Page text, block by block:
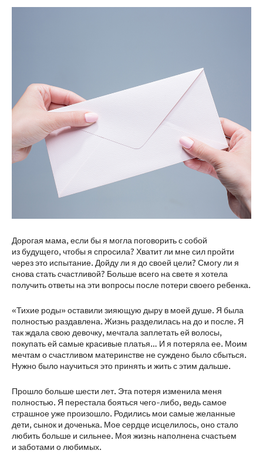
Дорогая мама, если бы я могла поговорить с собой
из будущего, чтобы я спросила? Хватит ли мне сил пройти
через это испытание. Дойду ли я до своей цели? Смогу ли я
снова стать счастливой? Больше всего на свете я хотела
получить ответы на эти вопросы после потери своего ребенка.
«Тихие роды» оставили зияющую дыру в моей душе. Я была
полностью раздавлена. Жизнь разделилась на до и после. Я
так ждала свою девочку, мечтала заплетать ей волосы,
покупать ей самые красивые платья… И я потеряла ее. Моим
мечтам о счастливом материнстве не суждено было сбыться.
Нужно было научиться это принять и жить с этим дальше.
Прошло больше шести лет. Эта потеря изменила меня
полностью. Я перестала бояться чего-либо, ведь самое
страшное уже произошло. Родились мои самые желанные
дети, сынок и доченька. Мое сердце исцелилось, оно стало
любить больше и сильнее. Моя жизнь наполнена счастьем
и заботами о любимых.